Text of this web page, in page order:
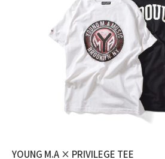
YOUNG M.A × PRIVILEGE TEE